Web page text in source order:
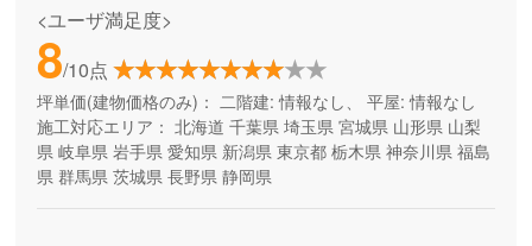
<ユーザ満足度>
8/10点
坪単価(建物価格のみ)： 二階建: 情報なし、 平屋: 情報なし
施工対応エリア： 北海道 千葉県 埼玉県 宮城県 山形県 山梨
県 岐阜県 岩手県 愛知県 新潟県 東京都 栃木県 神奈川県 福島
県 群馬県 茨城県 長野県 静岡県